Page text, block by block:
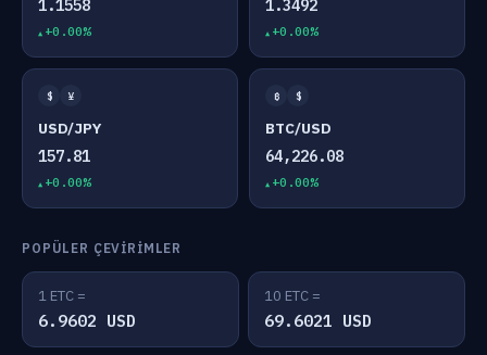
1.1558
+0.00%
1.3492
+0.00%
$ ¥
USD/JPY
157.81
+0.00%
₿ $
BTC/USD
64,226.08
+0.00%
POPÜLER ÇEVIRIMLER
1 ETC =
6.9602 USD
10 ETC =
69.6021 USD